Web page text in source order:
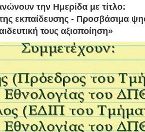
την Ημερίδα με τίτλο:
εκπαίδευσης - Προσβάσιμα
τους αξιοποίηση»